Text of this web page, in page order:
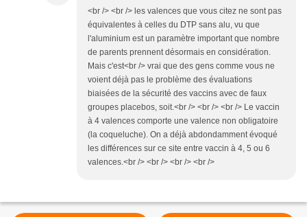
<br /> <br /> les valences que vous citez ne sont pas
équivalentes à celles du DTP sans alu, vu que
l'aluminium est un paramètre important que nombre
de parents prennent désormais en considération.
Mais c'est<br /> vrai que des gens comme vous ne
voient déjà pas le problème des évaluations
biaisées de la sécurité des vaccins avec de faux
groupes placebos, soit.<br /> <br /> <br /> Le vaccin
à 4 valences comporte une valence non obligatoire
(la coqueluche). On a déjà abdondamment évoqué
les différences sur ce site entre vaccin à 4, 5 ou 6
valences.<br /> <br /> <br /> <br />